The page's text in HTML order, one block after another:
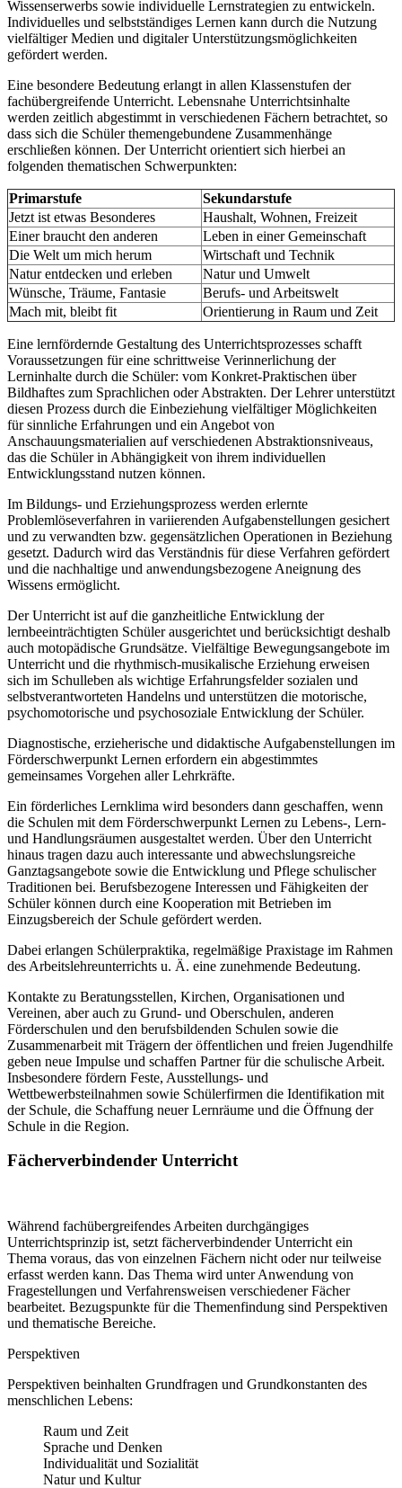
Wissenserwerbs sowie individuelle Lernstrategien zu entwickeln.
Individuelles und selbstständiges Lernen kann durch die Nutzung
vielfältiger Medien und digitaler Unterstützungsmöglichkeiten
gefördert werden.
Eine besondere Bedeutung erlangt in allen Klassenstufen der
fachübergreifende Unterricht. Lebensnahe Unterrichtsinhalte
werden zeitlich abgestimmt in verschiedenen Fächern betrachtet, so
dass sich die Schüler themengebundene Zusammenhänge
erschließen können. Der Unterricht orientiert sich hierbei an
folgenden thematischen Schwerpunkten:
Primarstufe
Sekundarstufe
Jetzt ist etwas Besonderes
Haushalt, Wohnen, Freizeit
Einer braucht den anderen
Leben in einer Gemeinschaft
Die Welt um mich herum
Wirtschaft und Technik
Natur entdecken und erleben
Natur und Umwelt
Wünsche, Träume, Fantasie
Berufs- und Arbeitswelt
Mach mit, bleibt fit
Orientierung in Raum und Zeit
Eine lernfördernde Gestaltung des Unterrichtsprozesses schafft
Voraussetzungen für eine schrittweise Verinnerlichung der
Lerninhalte durch die Schüler: vom Konkret-Praktischen über
Bildhaftes zum Sprachlichen oder Abstrakten. Der Lehrer unterstützt
diesen Prozess durch die Einbeziehung vielfältiger Möglichkeiten
für sinnliche Erfahrungen und ein Angebot von
Anschauungsmaterialien auf verschiedenen Abstraktionsniveaus,
das die Schüler in Abhängigkeit von ihrem individuellen
Entwicklungsstand nutzen können.
Im Bildungs- und Erziehungsprozess werden erlernte
Problemlöseverfahren in variierenden Aufgabenstellungen gesichert
und zu verwandten bzw. gegensätzlichen Operationen in Beziehung
gesetzt. Dadurch wird das Verständnis für diese Verfahren gefördert
und die nachhaltige und anwendungsbezogene Aneignung des
Wissens ermöglicht.
Der Unterricht ist auf die ganzheitliche Entwicklung der
lernbeeinträchtigten Schüler ausgerichtet und berücksichtigt deshalb
auch motopädische Grundsätze. Vielfältige Bewegungsangebote im
Unterricht und die rhythmisch-musikalische Erziehung erweisen
sich im Schulleben als wichtige Erfahrungsfelder sozialen und
selbstverantworteten Handelns und unterstützen die motorische,
psychomotorische und psychosoziale Entwicklung der Schüler.
Diagnostische, erzieherische und didaktische Aufgabenstellungen im
Förderschwerpunkt Lernen erfordern ein abgestimmtes
gemeinsames Vorgehen aller Lehrkräfte.
Ein förderliches Lernklima wird besonders dann geschaffen, wenn
die Schulen mit dem Förderschwerpunkt Lernen zu Lebens-, Lern-
und Handlungsräumen ausgestaltet werden. Über den Unterricht
hinaus tragen dazu auch interessante und abwechslungsreiche
Ganztagsangebote sowie die Entwicklung und Pflege schulischer
Traditionen bei. Berufsbezogene Interessen und Fähigkeiten der
Schüler können durch eine Kooperation mit Betrieben im
Einzugsbereich der Schule gefördert werden.
Dabei erlangen Schülerpraktika, regelmäßige Praxistage im Rahmen
des Arbeitslehreunterrichts u. Ä. eine zunehmende Bedeutung.
Kontakte zu Beratungsstellen, Kirchen, Organisationen und
Vereinen, aber auch zu Grund- und Oberschulen, anderen
Förderschulen und den berufsbildenden Schulen sowie die
Zusammenarbeit mit Trägern der öffentlichen und freien Jugendhilfe
geben neue Impulse und schaffen Partner für die schulische Arbeit.
Insbesondere fördern Feste, Ausstellungs- und
Wettbewerbsteilnahmen sowie Schülerfirmen die Identifikation mit
der Schule, die Schaffung neuer Lernräume und die Öffnung der
Schule in die Region.
Fächerverbindender Unterricht
Während fachübergreifendes Arbeiten durchgängiges
Unterrichtsprinzip ist, setzt fächerverbindender Unterricht ein
Thema voraus, das von einzelnen Fächern nicht oder nur teilweise
erfasst werden kann. Das Thema wird unter Anwendung von
Fragestellungen und Verfahrensweisen verschiedener Fächer
bearbeitet. Bezugspunkte für die Themenfindung sind Perspektiven
und thematische Bereiche.
Perspektiven
Perspektiven beinhalten Grundfragen und Grundkonstanten des
menschlichen Lebens:
Raum und Zeit
Sprache und Denken
Individualität und Sozialität
Natur und Kultur